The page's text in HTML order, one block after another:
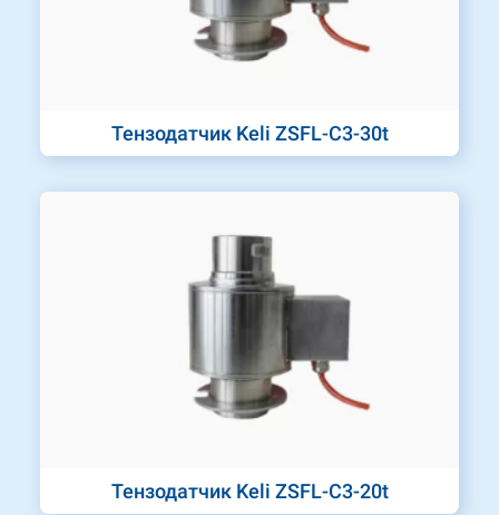
Тензодатчик Keli ZSFL-C3-30t
Тензодатчик Keli ZSFL-C3-20t